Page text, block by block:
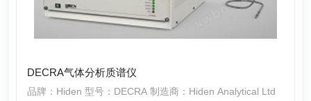
DECRA气体分析质谱仪
品牌：Hiden 型号：DECRA 制造商：Hiden Analytical Ltd